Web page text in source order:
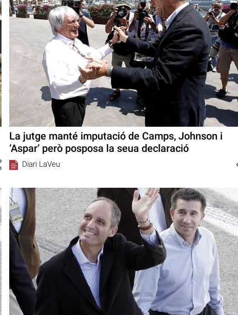
La jutge manté imputació de Camps, Johnson i
‘Aspar’ però posposa la seua declaració
Diari LaVeu